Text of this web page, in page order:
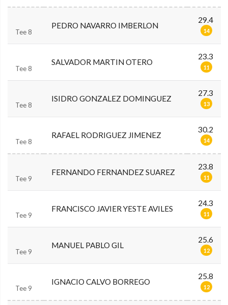
Tee 8
PEDRO NAVARRO IMBERLON
29.4
14
Tee 8
SALVADOR MARTIN OTERO
23.3
11
Tee 8
ISIDRO GONZALEZ DOMINGUEZ
27.3
13
Tee 8
RAFAEL RODRIGUEZ JIMENEZ
30.2
14
Tee 9
FERNANDO FERNANDEZ SUAREZ
23.8
11
Tee 9
FRANCISCO JAVIER YESTE AVILES
24.3
11
Tee 9
MANUEL PABLO GIL
25.6
12
Tee 9
IGNACIO CALVO BORREGO
25.8
12